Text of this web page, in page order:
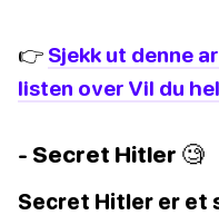
👉 Sjekk ut denne
listen over Vil du
- Secret Hitler 🧐
Secret Hitler er et